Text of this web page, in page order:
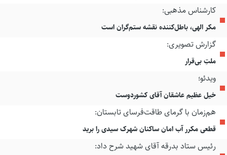
کارشناس مذهبی:
مکر الهی، باطل‌کننده نقشه ستم‌گران است
گزارش تصویری:
ملتِ بی‌قرار
ویدئو؛
خیل عظیم عاشقان آقای کشوردوست
هم‌زمان با گرمای طاقت‌فرسای تابستان:
قطعی مکرر آب امان ساکنان شهرک سیدی را برید
رئیس ستاد بدرقه آقای شهید شرح داد: